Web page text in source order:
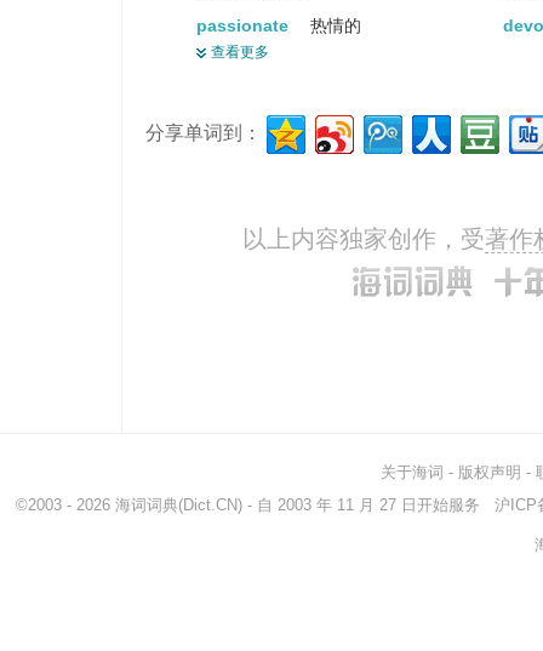
passionate
热情的
ardent
or
或者
查看更多
分享单词到：
以上内容独家创作，受著作
关于海词 - 版权声明 -
©2003 - 2026 海词词典(Dict.CN) - 自 2003 年 11 月 27 日开始服务 沪ICP